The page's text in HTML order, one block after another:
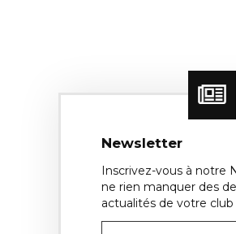
Newsletter
Inscrivez-vous à notre
ne rien manquer des
actualités de votre